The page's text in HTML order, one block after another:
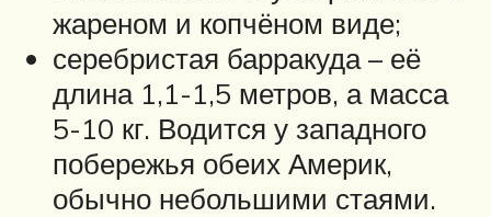
жареном и копчёном виде;
серебристая барракуда – её
длина 1,1-1,5 метров, а масса
5-10 кг. Водится у западного
побережья обеих Америк,
обычно небольшими стаями.